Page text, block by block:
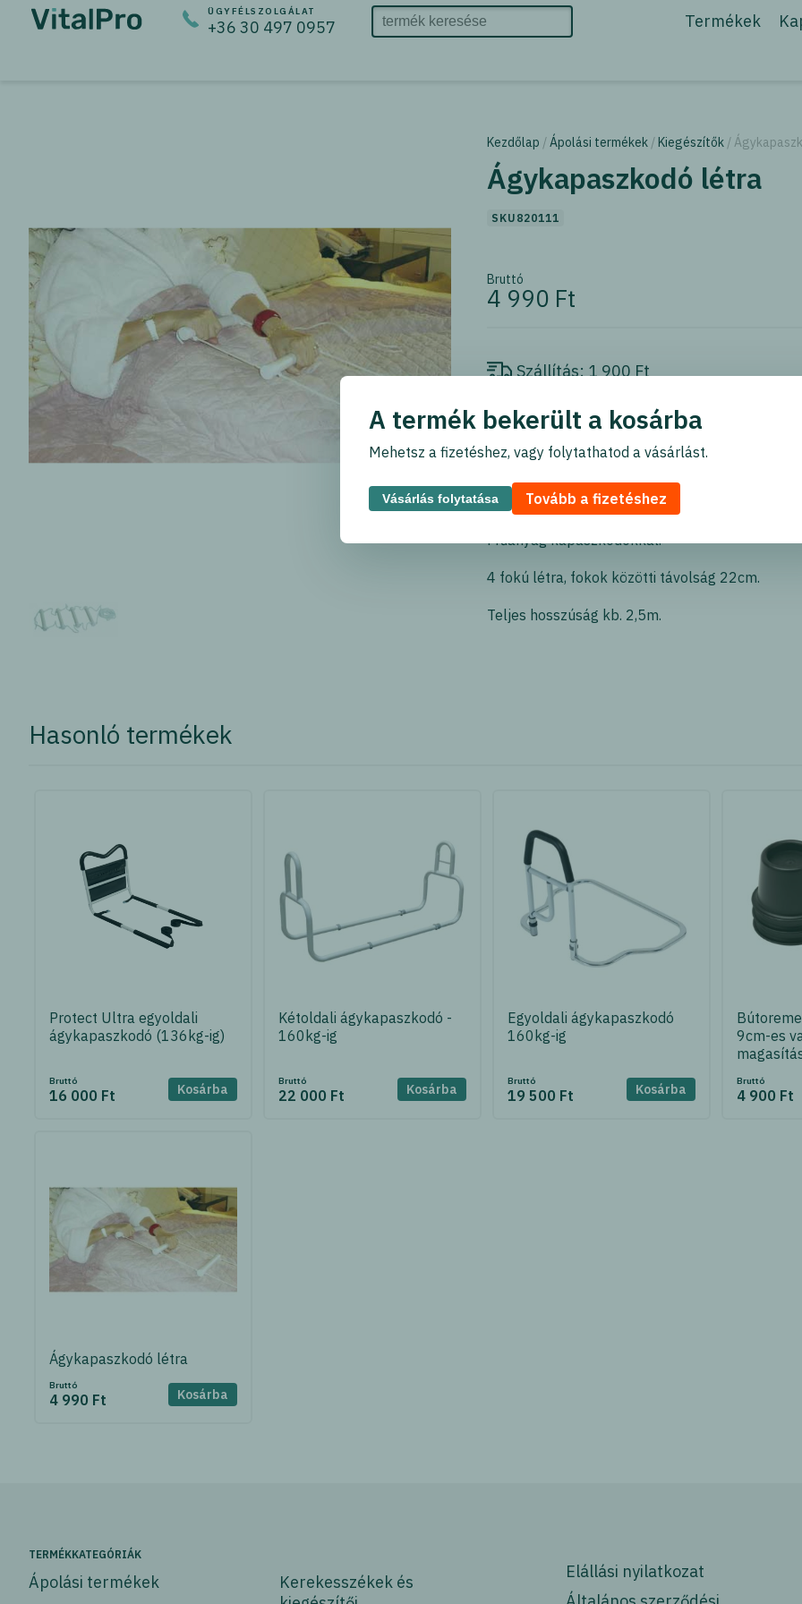
ÜGYFÉLSZOLGÁLAT
+36 30 497 0957 Termékek
Kezdőlap /Ápolási termékek /Kiegészítők /
Ágykapaszkodó létra
SKU820111
Bruttó
4 990 Ft
Szállítás: 1 900 Ft
Termék leírása
Megkönnyíti az ágyban való felülést.
Műanyag kapaszkodókkal.
4 fokú létra, fokok közötti távolság 22cm.
Teljes hosszúság kb. 2,5m.
Hasonló termékek
Protect Ultra egyoldali
ágykapaszkodó (136kg-ig)
Bruttó
16 000 Ft Kosárba
Kétoldali ágykapaszkodó -
160kg-ig
Bruttó
22 000 Ft Kosárba
Egyoldali ágykapaszkodó
160kg-ig
Bruttó
19 500 Ft Kosárba
9cm-es
Bruttó
4 900 Ft
Ágykapaszkodó létra
Bruttó
4 990 Ft Kosárba
TERMÉKKATEGÓRIÁK
Ápolási termékek
Kerekesszékek és
Elállási nyilatkozat
A termék bekerült a kosárba
Mehetsz a fizetéshez, vagy folytathatod a vásárlást.
Vásárlás folytatása Tovább a fizetéshez